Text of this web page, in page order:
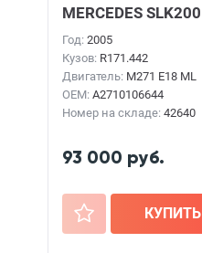
MERCEDES SLK200
Год: 2005
Кузов: R171.442
Двигатель: M271 E18 ML
OEM: A2710106644
Номер на складе: 42640
93 000 руб.
+ КУПИТЬ